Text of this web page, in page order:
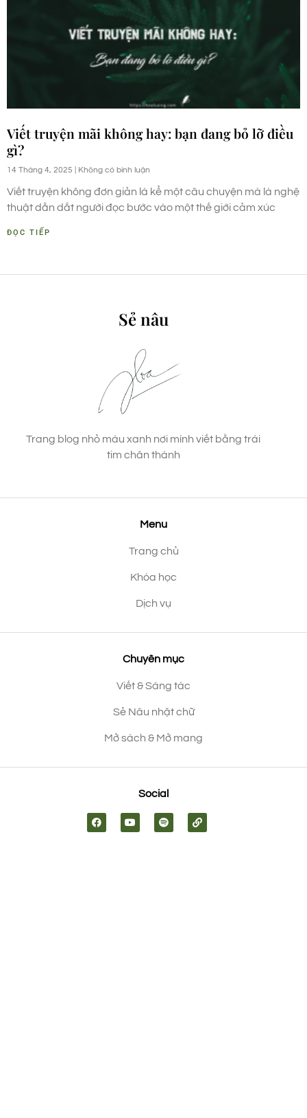
Viết truyện mãi không hay: bạn đang bỏ lỡ điều
gì?
14 Tháng 4, 2025 Không có bình luận
Viết truyện không đơn giản là kể một câu chuyện mà là nghệ
thuật dẫn dắt người đọc bước vào một thế giới cảm xúc
ĐỌC TIẾP
Sẻ nâu
Trang blog nhỏ màu xanh nơi mình viết bằng trái
tim chân thành
Menu
Trang chủ
Khóa học
Dịch vụ
Chuyên mục
Viết & Sáng tác
Sẻ Nâu nhặt chữ
Mở sách & Mở mang
Social